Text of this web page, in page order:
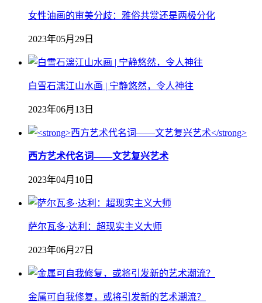
女性油画的审美分歧：雅俗共赏还是两极分化
2023年05月29日
白雪石漓江山水画 | 宁静悠然，令人神往
2023年06月13日
西方艺术代名词——文艺复兴艺术
2023年04月10日
萨尔瓦多·达利：超现实主义大师
2023年06月27日
金属可自我修复，或将引发新的艺术潮流？